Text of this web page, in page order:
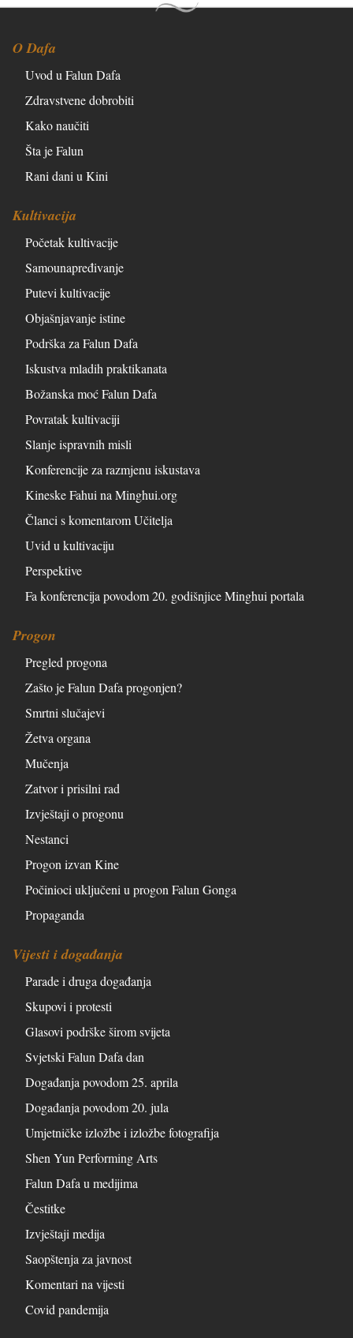
O Dafa
Uvod u Falun Dafa
Zdravstvene dobrobiti
Kako naučiti
Šta je Falun
Rani dani u Kini
Kultivacija
Početak kultivacije
Samounapređivanje
Putevi kultivacije
Objašnjavanje istine
Podrška za Falun Dafa
Iskustva mladih praktikanata
Božanska moć Falun Dafa
Povratak kultivaciji
Slanje ispravnih misli
Konferencije za razmjenu iskustava
Kineske Fahui na Minghui.org
Članci s komentarom Učitelja
Uvid u kultivaciju
Perspektive
Fa konferencija povodom 20. godišnjice Minghui portala
Progon
Pregled progona
Zašto je Falun Dafa progonjen?
Smrtni slučajevi
Žetva organa
Mučenja
Zatvor i prisilni rad
Izvještaji o progonu
Nestanci
Progon izvan Kine
Počinioci uključeni u progon Falun Gonga
Propaganda
Vijesti i događanja
Parade i druga događanja
Skupovi i protesti
Glasovi podrške širom svijeta
Svjetski Falun Dafa dan
Događanja povodom 25. aprila
Događanja povodom 20. jula
Umjetničke izložbe i izložbe fotografija
Shen Yun Performing Arts
Falun Dafa u medijima
Čestitke
Izvještaji medija
Saopštenja za javnost
Komentari na vijesti
Covid pandemija